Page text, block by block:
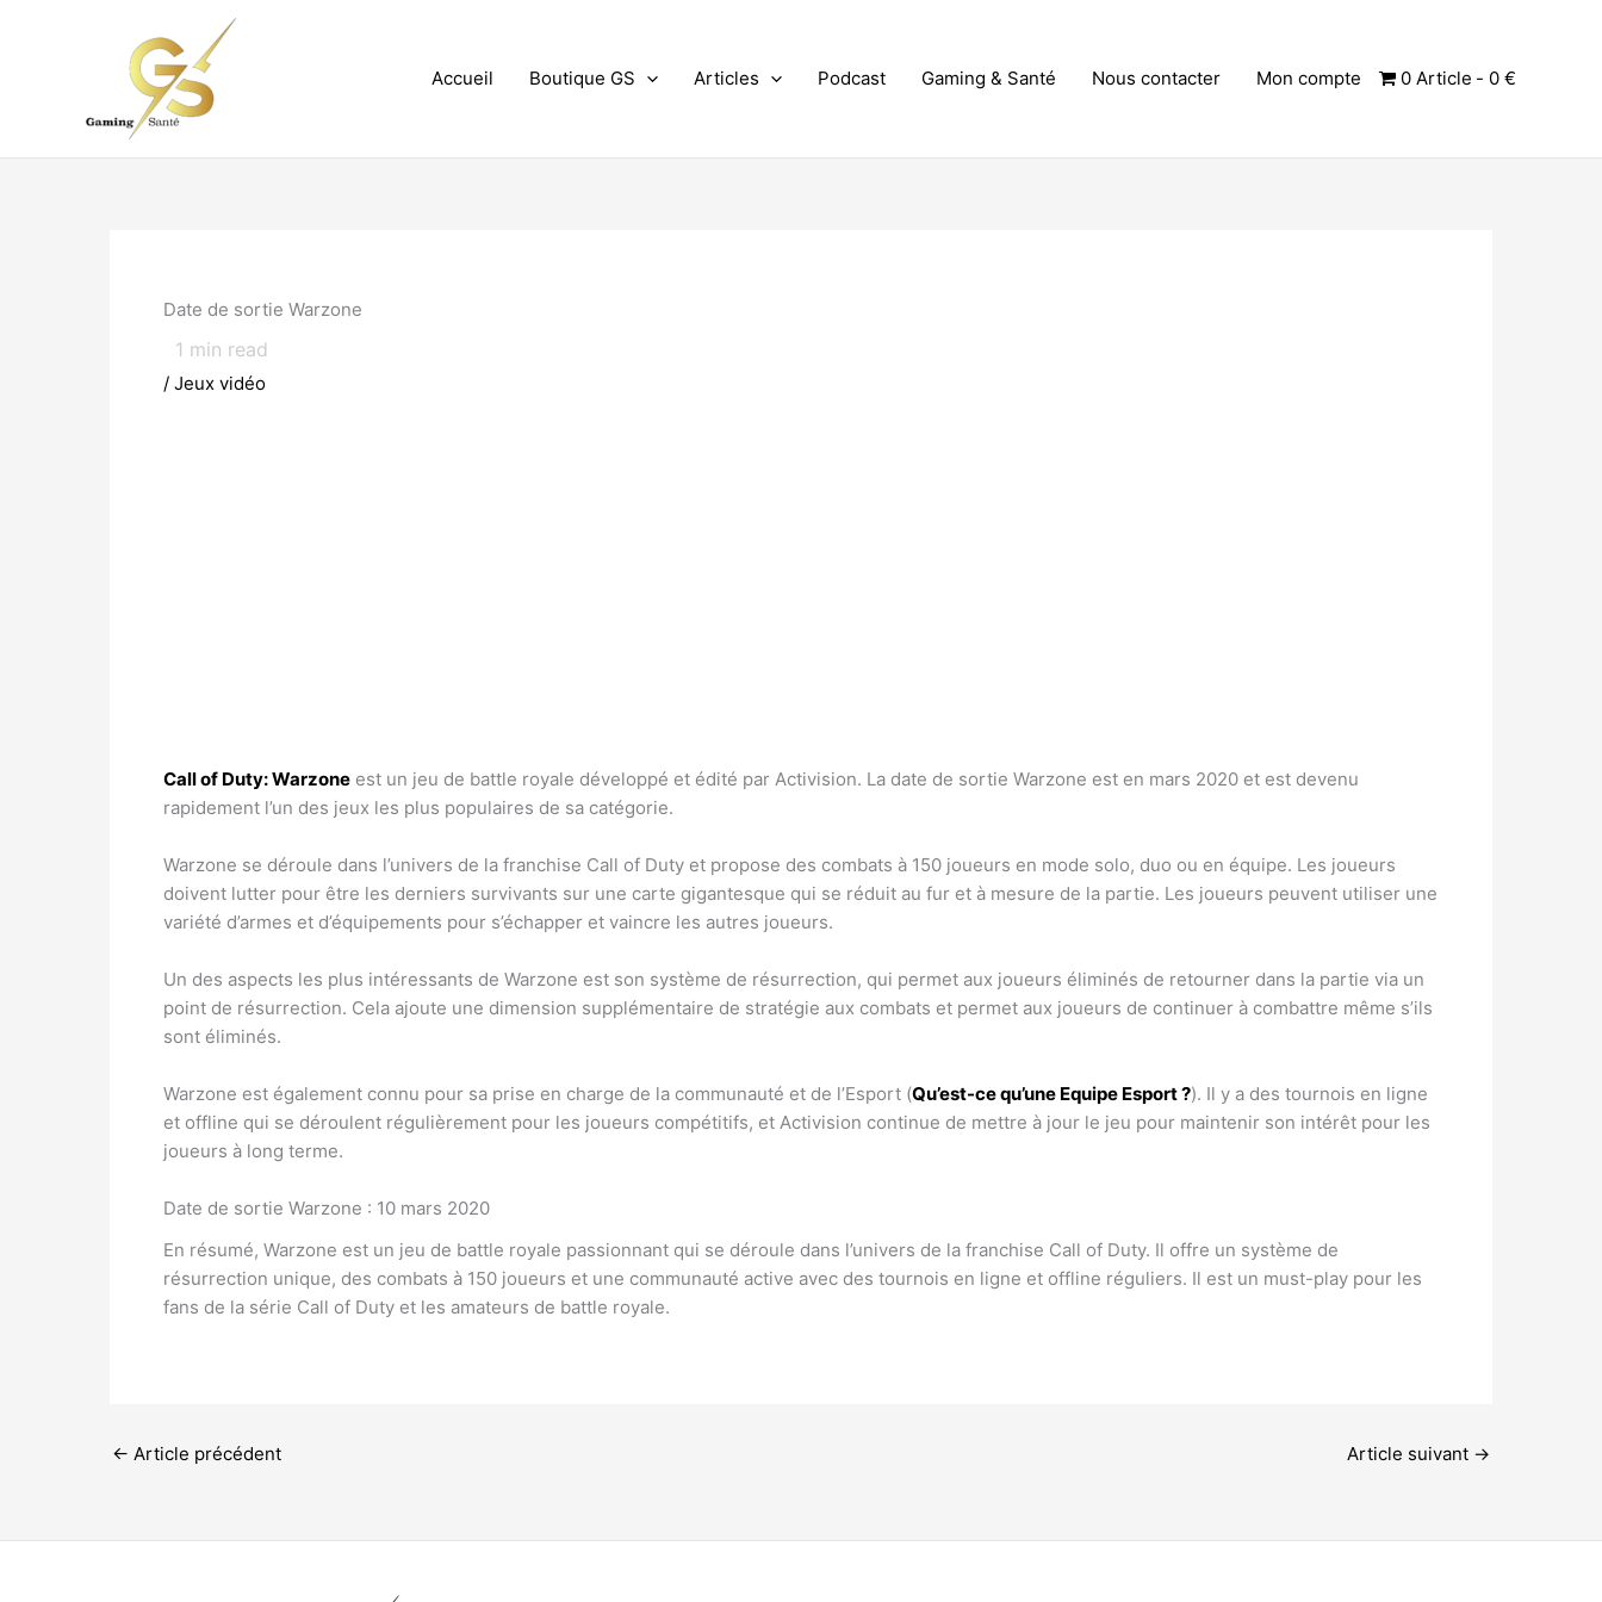
Accueil Boutique GS Articles Podcast Gaming & Santé Nous contacter Mon compte 0 Article 0 €
Date de sortie Warzone
1 min read
/ Jeux vidéo
Call of Duty: Warzone est un jeu de battle royale développé et édité par Activision. La date de sortie Warzone est en mars 2020 et est devenu
rapidement l’un des jeux les plus populaires de sa catégorie.
Warzone se déroule dans l’univers de la franchise Call of Duty et propose des combats à 150 joueurs en mode solo, duo ou en équipe. Les joueurs
doivent lutter pour être les derniers survivants sur une carte gigantesque qui se réduit au fur et à mesure de la partie. Les joueurs peuvent utiliser une
variété d’armes et d’équipements pour s’échapper et vaincre les autres joueurs.
Un des aspects les plus intéressants de Warzone est son système de résurrection, qui permet aux joueurs éliminés de retourner dans la partie via un
point de résurrection. Cela ajoute une dimension supplémentaire de stratégie aux combats et permet aux joueurs de continuer à combattre même s’ils
sont éliminés.
Warzone est également connu pour sa prise en charge de la communauté et de l’Esport (Qu’est-ce qu’une Equipe Esport ?). Il y a des tournois en ligne
et offline qui se déroulent régulièrement pour les joueurs compétitifs, et Activision continue de mettre à jour le jeu pour maintenir son intérêt pour les
joueurs à long terme.
Date de sortie Warzone : 10 mars 2020
En résumé, Warzone est un jeu de battle royale passionnant qui se déroule dans l’univers de la franchise Call of Duty. Il offre un système de
résurrection unique, des combats à 150 joueurs et une communauté active avec des tournois en ligne et offline réguliers. Il est un must-play pour les
fans de la série Call of Duty et les amateurs de battle royale.
← Article précédent Article suivant →